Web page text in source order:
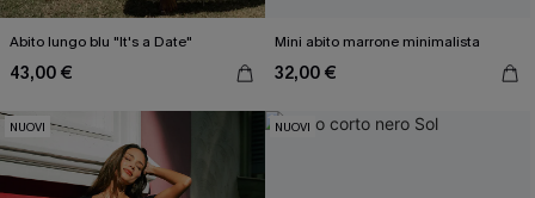
Abito lungo blu "It's a Date"
43,00 €
Mini abito marrone minimalista
32,00 €
NUOVI NUOVI